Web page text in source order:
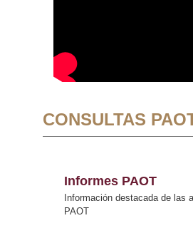
CONSULTAS
Informes PAOT
Información destacada de las
PAOT